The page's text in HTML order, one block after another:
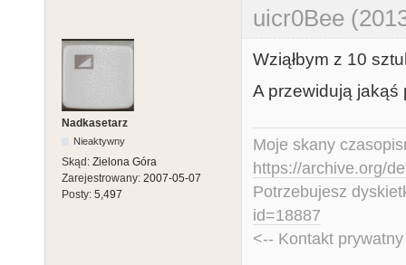
uicr0Bee
Nadkasetarz
Nieaktywny
Skąd: Zielona Góra
Zarejestrowany: 2007-05-07
Posty: 5,497
Wziąłbym z 10
A przewidują jakąś
Moje skany
https://archive.org/
Potrzebujesz
id=18887
<-- Kontakt